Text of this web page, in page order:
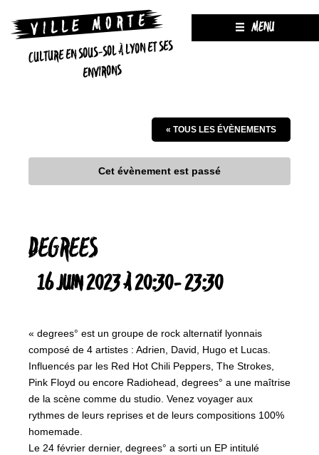
CULTURE EN SOUS-SOL À LYON ET SES
ENVIRONS
MENU
« TOUS LES ÉVÈNEMENTS
Cet évènement est passé
DEGREES
16 JUIN 2023 À 20:30-23:30
« degrees° est un groupe de rock alternatif lyonnais
composé de 4 artistes : Adrien, David, Hugo et Lucas.
Influencés par les Red Hot Chili Peppers, The Strokes,
Pink Floyd ou encore Radiohead, degrees° a une maîtrise
de la scène comme du studio. Venez voyager aux
rythmes de leurs reprises et de leurs compositions 100%
homemade.
Le 24 février dernier, degrees° a sorti un EP intitulé